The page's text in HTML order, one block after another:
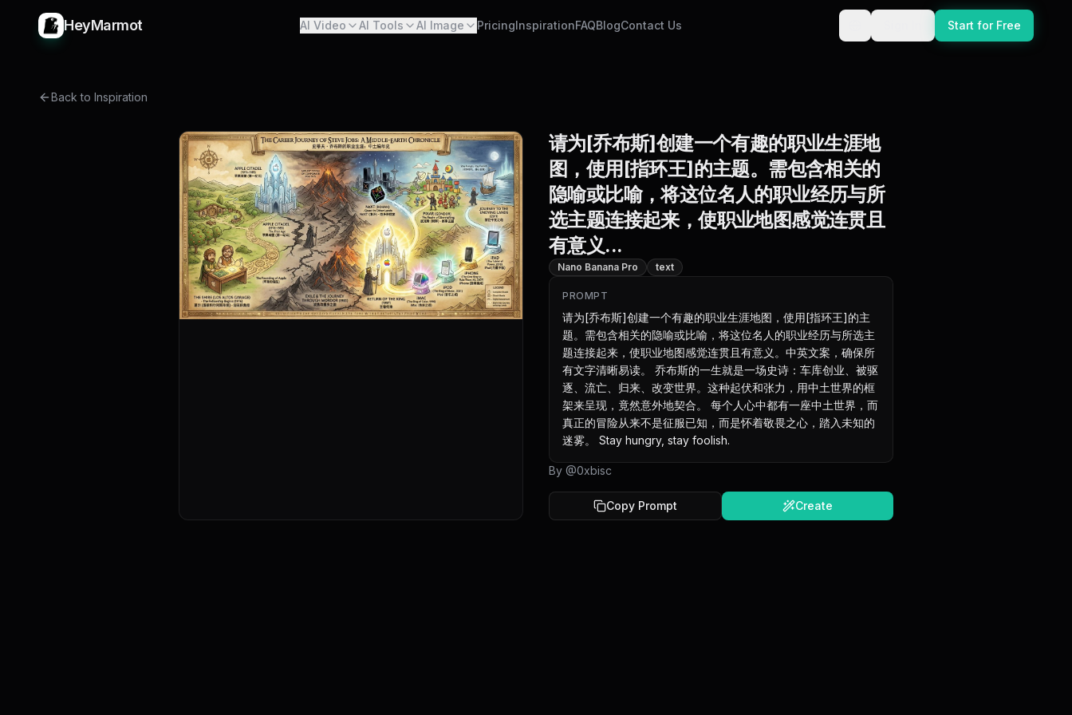
HeyMarmot AI Video AI Tools AI Image PricingInspirationFAQBlogContact Us Start for Free
Back to Inspiration
请为[乔布斯]创建一个有趣的职业生涯地
图，使用[指环王]的主题。需包含相关的
隐喻或比喻，将这位名人的职业经历与所
选主题连接起来，使职业地图感觉连贯且
有意义...
Nano Banana Pro text
PROMPT
请为[乔布斯]创建一个有趣的职业生涯地图，使用[指环王]的主
题。需包含相关的隐喻或比喻，将这位名人的职业经历与所选主
题连接起来，使职业地图感觉连贯且有意义。中英文案，确保所
有文字清晰易读。 乔布斯的一生就是一场史诗：车库创业、被驱
逐、流亡、归来、改变世界。这种起伏和张力，用中土世界的框
架来呈现，竟然意外地契合。 每个人心中都有一座中土世界，而
真正的冒险从来不是征服已知，而是怀着敬畏之心，踏入未知的
迷雾。 Stay hungry, stay foolish.
By @0xbisc
Copy Prompt Create